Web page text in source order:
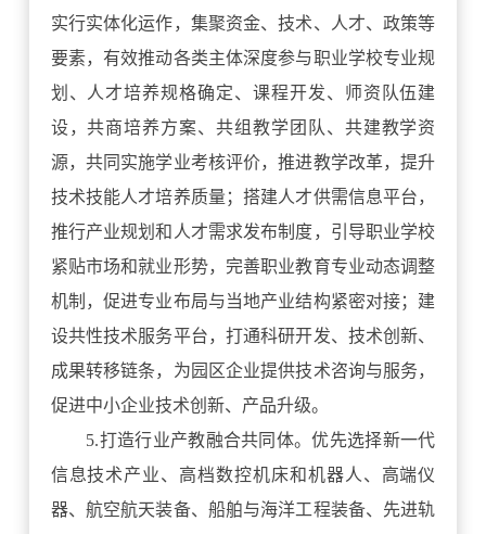
实行实体化运作，集聚资金、技术、人才、政策等
要素，有效推动各类主体深度参与职业学校专业规
划、人才培养规格确定、课程开发、师资队伍建
设，共商培养方案、共组教学团队、共建教学资
源，共同实施学业考核评价，推进教学改革，提升
技术技能人才培养质量；搭建人才供需信息平台，
推行产业规划和人才需求发布制度，引导职业学校
紧贴市场和就业形势，完善职业教育专业动态调整
机制，促进专业布局与当地产业结构紧密对接；建
设共性技术服务平台，打通科研开发、技术创新、
成果转移链条，为园区企业提供技术咨询与服务，
促进中小企业技术创新、产品升级。
5.打造行业产教融合共同体。优先选择新一代
信息技术产业、高档数控机床和机器人、高端仪
器、航空航天装备、船舶与海洋工程装备、先进轨